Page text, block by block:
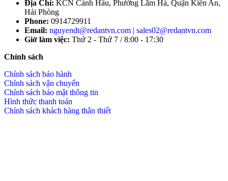
Địa Chỉ: KCN Cảnh Hầu, Phường Lãm Hà, Quận Kiến An,
Hải Phòng
Phone: 0914729911
Email: nguyendt@redantvn.com | sales02@redantvn.com
Giờ làm việc: Thứ 2 - Thứ 7 / 8:00 - 17:30
Chính sách
Chính sách bảo hành
Chính sách vận chuyển
Chính sách bảo mật thông tin
Hình thức thanh toán
Chính sách khách hàng thân thiết